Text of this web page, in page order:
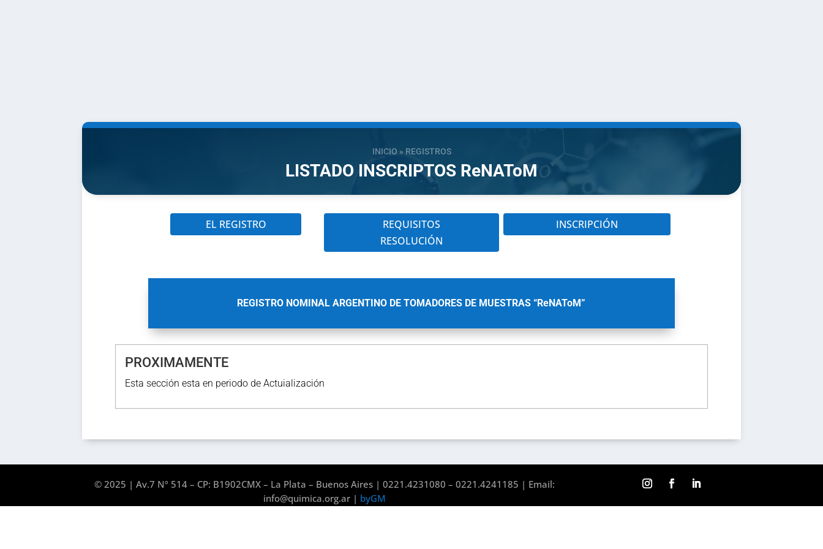
INICIO » REGISTROS
LISTADO INSCRIPTOS ReNAToM
EL REGISTRO
REQUISITOS
RESOLUCIÓN
INSCRIPCIÓN
REGISTRO NOMINAL ARGENTINO DE TOMADORES DE MUESTRAS “ReNAToM”
PROXIMAMENTE
Esta sección esta en periodo de Actuialización
© 2025 | Av.7 Nº 514 – CP: B1902CMX – La Plata – Buenos Aires | 0221.4231080 – 0221.4241185 | Email:
info@quimica.org.ar | byGM